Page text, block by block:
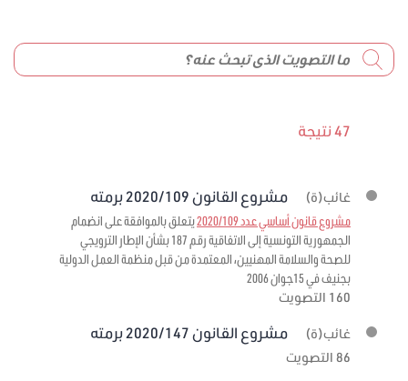
47 نتيجة
غائب(ة) مشروع القانون 2020/109 برمته
مشروع قانون أساسي عدد 2020/109
يتعلق بالموافقة على انضمام
الجمهورية التونسية إلى الاتفاقية رقم 187 بشأن الإطار الترويجي
للصحة والسلامة المهنيين، المعتمدة من قبل منظمة العمل الدولية
بجنيف في 15جوان 2006
160 التصويت
غائب(ة) مشروع القانون 2020/147 برمته
86 التصويت